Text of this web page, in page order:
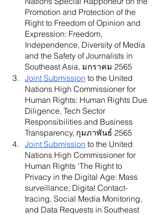
Promotion and Protection of the
Right to Freedom of Opinion and
Expression: Freedom,
Independence, Diversity of Media
and the Safety of Journalists in
Southeast Asia, มกราคม 2565
Joint Submission to the United
Nations High Commissioner for
Human Rights: Human Rights Due
Diligence, Tech Sector
Responsibilities and Business
Transparency, กุมภาพันธ์ 2565
Joint Submission to the United
Nations High Commissioner for
Human Rights ‘The Right to
Privacy in the Digital Age: Mass
surveillance, Digital Contact-
tracing, Social Media Monitoring,
and Data Requests in Southeast